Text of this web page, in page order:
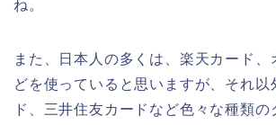
ね。
また、日本人の多くは、楽天カード、
どを使っていると思いますが、それ以
ド、三井住友カードなど色々な種類の